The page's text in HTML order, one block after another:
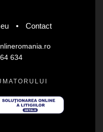
• Contact
634